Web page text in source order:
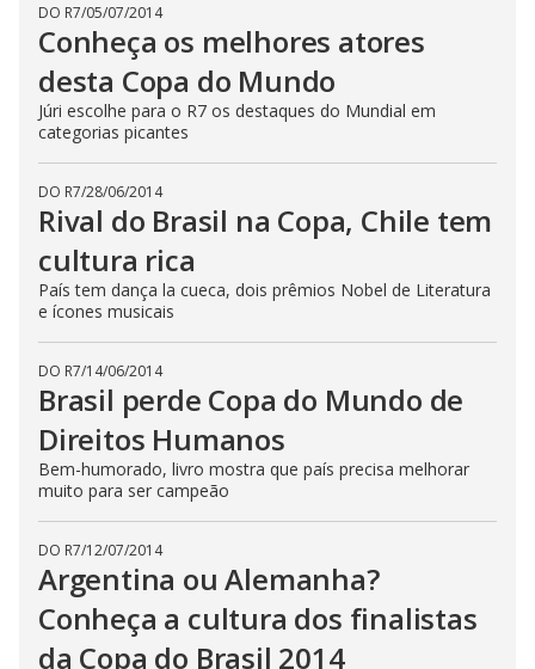
DO R7/05/07/2014
Conheça os melhores atores
desta Copa do Mundo
Júri escolhe para o R7 os destaques do Mundial em
categorias picantes
DO R7/28/06/2014
Rival do Brasil na Copa, Chile tem
cultura rica
País tem dança la cueca, dois prêmios Nobel de Literatura
e ícones musicais
DO R7/14/06/2014
Brasil perde Copa do Mundo de
Direitos Humanos
Bem-humorado, livro mostra que país precisa melhorar
muito para ser campeão
DO R7/12/07/2014
Argentina ou Alemanha?
Conheça a cultura dos finalistas
da Copa do Brasil 2014